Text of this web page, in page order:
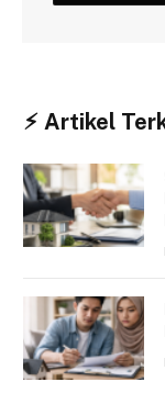
⚡︎ Artikel